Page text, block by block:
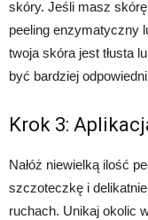
skóry. Jeśli masz
peeling enzymatyczny
twoja skóra jest tłusta
być bardziej
Krok 3:
Nałóż niewielką ilość
szczoteczkę i
ruchach. Unikaj okolic